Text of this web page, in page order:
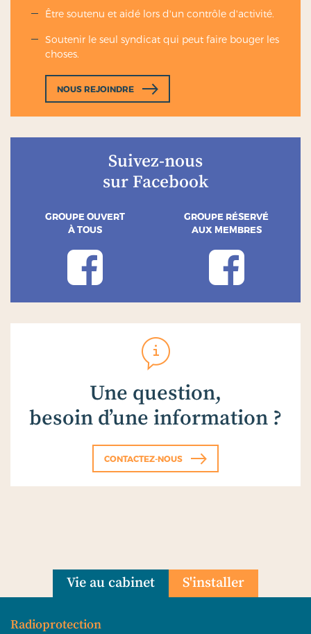
Être soutenu et aidé lors d'un contrôle d'activité.
Soutenir le seul syndicat qui peut faire bouger les
choses.
NOUS REJOINDRE
Suivez-nous
sur Facebook
GROUPE OUVERT
À TOUS
GROUPE RÉSERVÉ
AUX MEMBRES
Une question,
besoin d’une information ?
CONTACTEZ-NOUS
Vie au cabinet S'installer
Radioprotection